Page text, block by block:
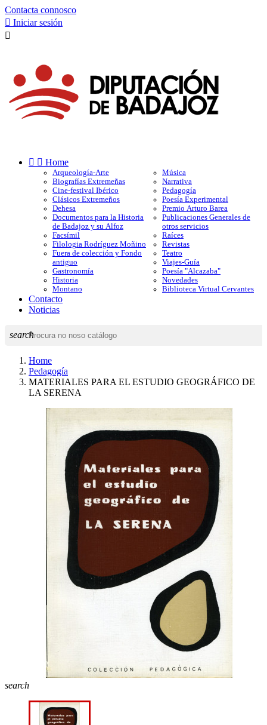
Contacta connosco
 Iniciar sesión

  Home
Arqueología-Arte
Biografías Extremeñas
Cine-festival Ibérico
Clásicos Extremeños
Dehesa
Documentos para la Historia
de Badajoz y su Alfoz
Facsímil
Filologia Rodríguez Moñino
Fuera de colección y Fondo
antiguo
Gastronomía
Historia
Montano
Música
Narrativa
Pedagogía
Poesía Experimental
Premio Arturo Barea
Publicaciones Generales de
otros servicios
Raíces
Revistas
Teatro
Viajes-Guía
Poesía "Alcazaba"
Novedades
Biblioteca Virtual Cervantes
Contacto
Noticias
search
Home
Pedagogía
MATERIALES PARA EL ESTUDIO GEOGRÁFICO DE
LA SERENA
search